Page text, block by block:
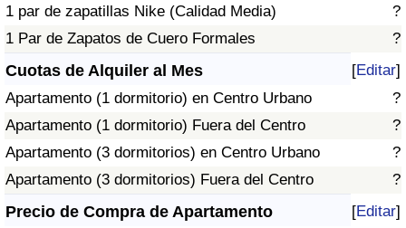
1 par de zapatillas Nike (Calidad Media)
?
1 Par de Zapatos de Cuero Formales
?
Cuotas de Alquiler al Mes [Editar]
Apartamento (1 dormitorio) en Centro Urbano
?
Apartamento (1 dormitorio) Fuera del Centro
?
Apartamento (3 dormitorios) en Centro Urbano
?
Apartamento (3 dormitorios) Fuera del Centro
?
Precio de Compra de Apartamento [Editar]